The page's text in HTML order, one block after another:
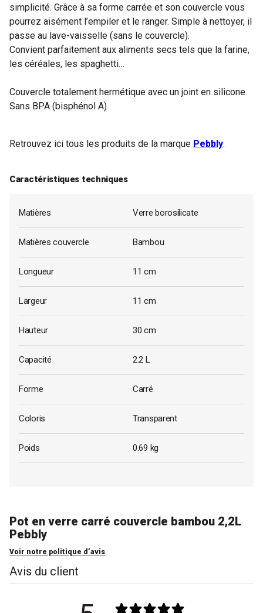
simplicité. Grâce à sa forme carrée et son couvercle vous
pourrez aisément l’empiler et le ranger. Simple à nettoyer, il
passe au lave-vaisselle (sans le couvercle).
Convient parfaitement aux aliments secs tels que la farine,
les céréales, les spaghetti…
Couvercle totalement hermétique avec un joint en silicone.
Sans BPA (bisphénol A)
Retrouvez ici tous les produits de la marque Pebbly.
Caractéristiques techniques
Matières Verre borosilicate
Matières couvercle Bambou
Longueur 11 cm
Largeur 11 cm
Hauteur 30 cm
Capacité 2.2 L
Forme Carré
Coloris Transparent
Poids 0.69 kg
Pot en verre carré couvercle bambou 2,2L
Pebbly
Voir notre politique d’avis
Avis du client